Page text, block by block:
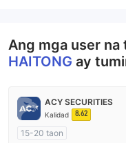
Ang mga user na
HAITONG ay
ACY SECURITIES
Kalidad 8.62
15-20 taon